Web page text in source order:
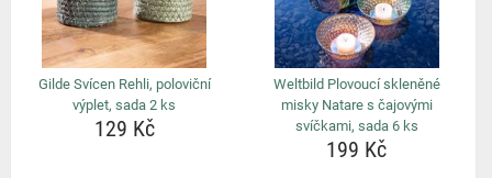
Gilde Svícen Rehli, poloviční
výplet, sada 2 ks
129 Kč
Weltbild Plovoucí skleněné
misky Natare s čajovými
svíčkami, sada 6 ks
199 Kč